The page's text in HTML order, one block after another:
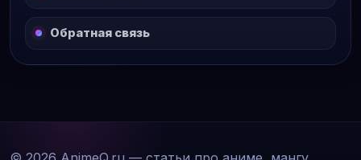
Обратная связь